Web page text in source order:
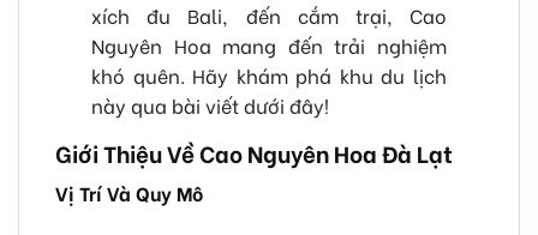
xích đu Bali, đến cắm trại, Cao
Nguyên Hoa mang đến trải nghiệm
khó quên. Hãy khám phá khu du lịch
này qua bài viết dưới đây!
Giới Thiệu Về Cao Nguyên Hoa Đà Lạt
Vị Trí Và Quy Mô